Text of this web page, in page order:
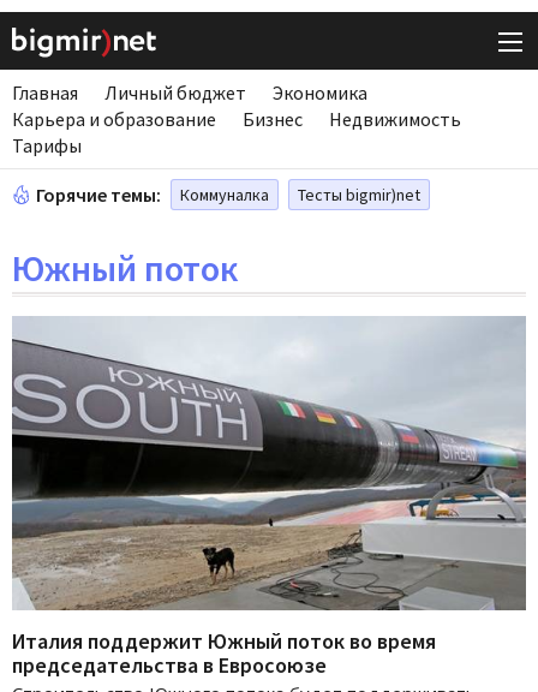
Главная Личный бюджет
Экономика
Карьера и образование
Бизнес
Недвижимость
Тарифы
Горячие темы: Коммуналка Тесты bigmir)net
Южный поток
Италия поддержит Южный поток во время
председательства в Евросоюзе